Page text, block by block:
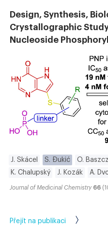
Design, Synthesis,
Crystallographic
Nucleoside
J. Skácel S. Đukić O.
K. Chalupský
J. Kozák A.
Journal of Medicinal Chemistry 66
Přejít na publikaci